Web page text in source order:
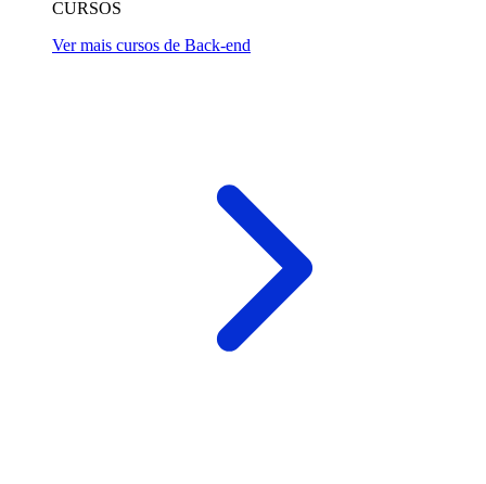
CURSOS
Ver mais cursos de Back-end